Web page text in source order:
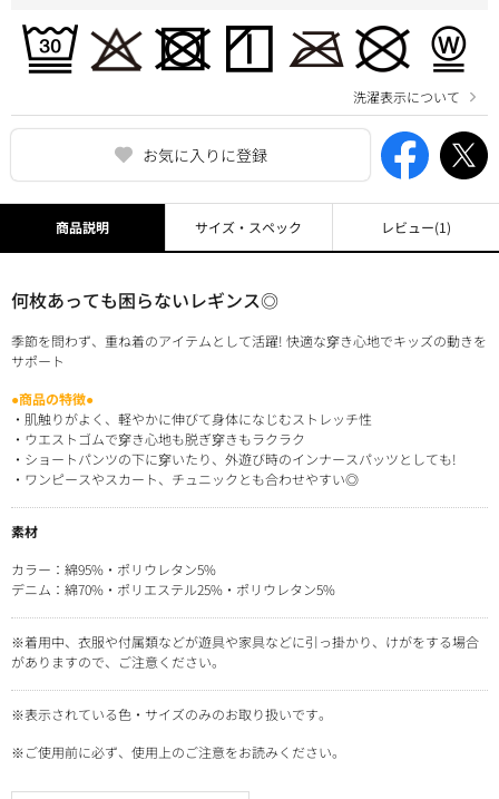
お気に入りに登録
洗濯表示について
商品説明
何枚あっても困らないレギンス◎
季節を問わず、重ね着のアイテムとして活躍! 快適な穿き心地でキッズの動きを
サポート
●商品の特徴●
・肌触りがよく、軽やかに伸びて身体になじむストレッチ性
・ウエストゴムで穿き心地も脱ぎ穿きもラクラク
・ショートパンツの下に穿いたり、外遊び時のインナースパッツとしても!
・ワンピースやスカート、チュニックとも合わせやすい◎
素材
カラー：綿95%・ポリウレタン5%
デニム：綿70%・ポリエステル25%・ポリウレタン5%
※着用中、衣服や付属類などが遊具や家具などに引っ掛かり、けがをする場合
がありますので、ご注意ください。
※表示されている色・サイズのみのお取り扱いです。
※ご使用前に必ず、使用上のご注意をお読みください。
サイズ・スペック レビュー(1)